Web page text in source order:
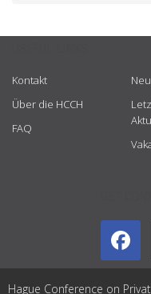
Kontakt
Über die HCCH
FAQ
Hague Conference on